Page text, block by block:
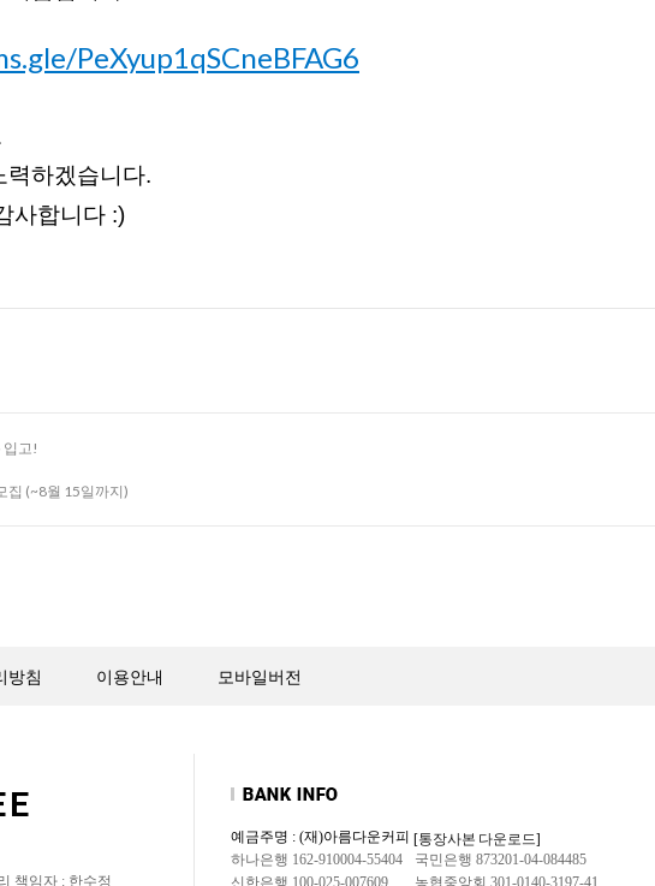
PeXyup1qSCneBFAG6
력하겠습니다.
사합니다 :)
입고!
집 (~8월 15일까지)
방침 이용안내 모바일버전
책임자 : 한수정
예금주명 : (재)아름다운커피 [통장사본 다운로드]
하나은행 162-910004-55404
국민은행 873201-04-084485
신한은행 100-025-007609
농협중앙회 301-0140-3197-41